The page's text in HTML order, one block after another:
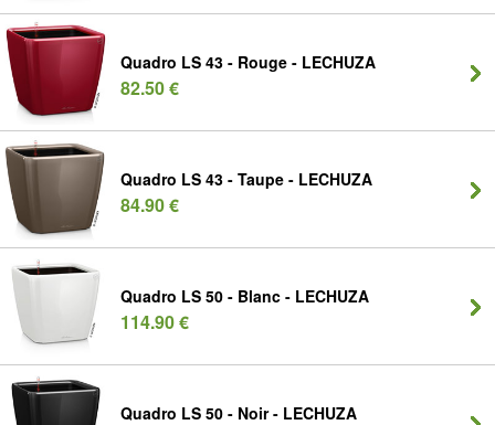
Quadro LS 43 - Rouge - LECHUZA
82.50 €
Quadro LS 43 - Taupe - LECHUZA
84.90 €
Quadro LS 50 - Blanc - LECHUZA
114.90 €
Quadro LS 50 - Noir - LECHUZA